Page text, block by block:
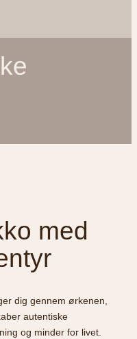
med
dig gennem ørkenen,
autentiske
og minder for livet.